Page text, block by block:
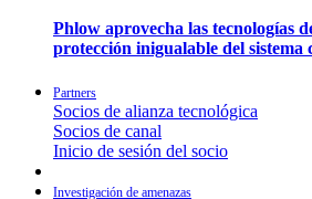
Phlow aprovecha las tecnologías
protección inigualable del sistema
Partners
Socios de alianza tecnológica
Socios de canal
Inicio de sesión del socio
Investigación de amenazas